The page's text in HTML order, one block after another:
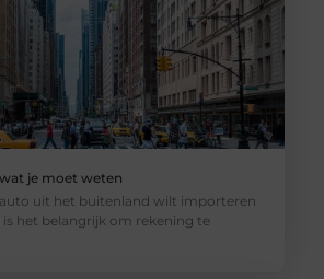
je moet weten
auto uit het buitenland wilt importeren
is het belangrijk om rekening te